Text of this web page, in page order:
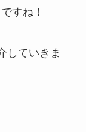
すね！
していきま